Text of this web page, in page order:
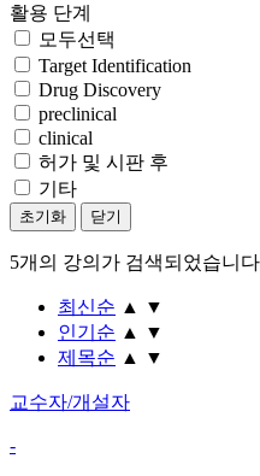
활용 단계
모두선택
Target Identification
Drug Discovery
preclinical
clinical
허가 및 시판 후
기타
초기화 닫기
5개 의 강의가 검색되었습니
최신순 ▲
▼
인기순 ▲
▼
제목순 ▲ ▼
교수자/개설자
-